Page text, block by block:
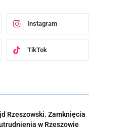
Instagram
TikTok
Rzeszowski. Zamknięcia
w Rzeszowie